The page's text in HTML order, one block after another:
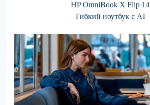
HP OmniBook X Flip 14
Гибкий ноутбук с AI